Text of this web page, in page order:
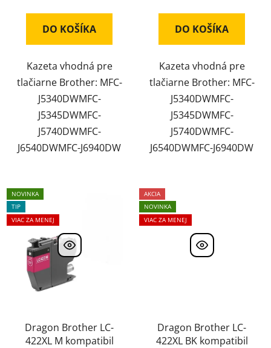
DO KOŠÍKA
Kazeta vhodná pre
tlačiarne Brother: MFC-
J5340DWMFC-
J5345DWMFC-
J5740DWMFC-
J6540DWMFC-J6940DW
DO KOŠÍKA
Kazeta vhodná pre
tlačiarne Brother: MFC-
J5340DWMFC-
J5345DWMFC-
J5740DWMFC-
J6540DWMFC-J6940DW
NOVINKA
TIP
VIAC ZA MENEJ
Dragon Brother LC-
422XL M kompatibil
AKCIA
NOVINKA
VIAC ZA MENEJ
Dragon Brother LC-
422XL BK kompatibil